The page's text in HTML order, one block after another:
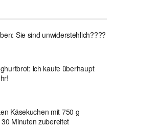
Sie sind unwiderstehlich????
ich kaufe überhaupt
Käsekuchen mit 750 g
Minuten zubereitet